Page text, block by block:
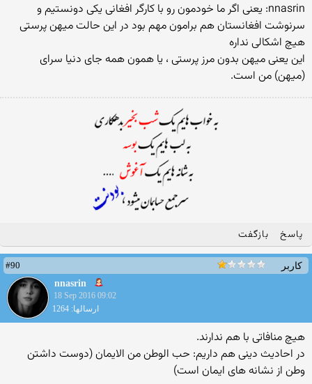
nnasrin: یعنی اگر ما خودمون رو با کارگر افغانی یکی دونستیم و
سرنوشت افغانستان هم برامون مهم بود در این حالت میهن پرستی
هیچ اشکالی نداره
این یعنی میهن بدون مرز پرستی ، یا همون همه جای دنیا سرای
(میهن) من است.
پاسخ بازگفت
کاربر
#90
nnasrin
18 Sep 2016 09:02
ارسالها: 1264
هیچ منافاتی با هم ندارند.
در احادیث دینی هم داریم: حب الوطن من الایمان (دوست داشتن
وطن از نشانه های ایمان است)